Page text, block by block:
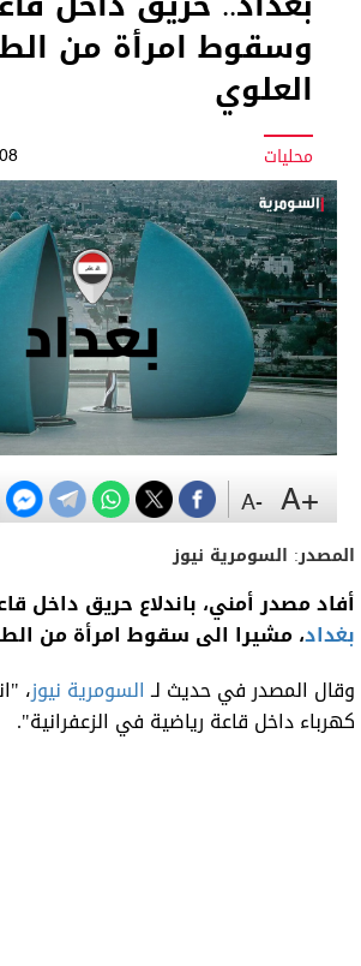
وسقوط امرأة من
العلوي
محليات
المصدر: السومرية نيوز
أفاد مصدر أمني، باندلاع حريق داخل
بغداد، مشيرا الى سقوط امرأة من
وقال المصدر في حديث لـالسومرية نيوز،
كهرباء داخل قاعة رياضية في الزعفرانية".
+A
-A